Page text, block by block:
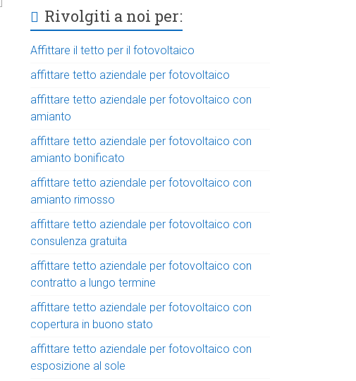
Rivolgiti a noi per:
Affittare il tetto per il fotovoltaico
affittare tetto aziendale per fotovoltaico
affittare tetto aziendale per fotovoltaico con
amianto
affittare tetto aziendale per fotovoltaico con
amianto bonificato
affittare tetto aziendale per fotovoltaico con
amianto rimosso
affittare tetto aziendale per fotovoltaico con
consulenza gratuita
affittare tetto aziendale per fotovoltaico con
contratto a lungo termine
affittare tetto aziendale per fotovoltaico con
copertura in buono stato
affittare tetto aziendale per fotovoltaico con
esposizione al sole